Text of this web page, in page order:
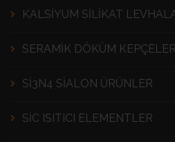
KALSIYUM SILIKAT
SERAMIK DÖKÜM
SI3N4 SIALON ÜRÜNLER
SİC ISITICI ELEMENTLER